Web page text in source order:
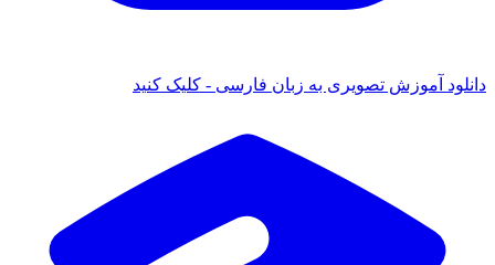
دانلود آموزش تصویری به زبان فارسی - کلیک کنید